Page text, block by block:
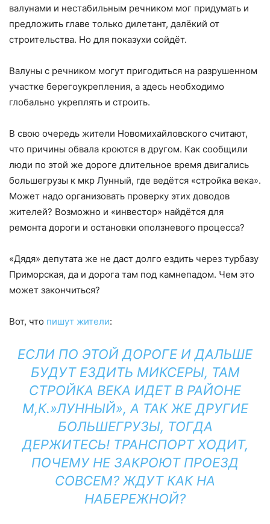
валунами и нестабильным речником мог придумать и
предложить главе только дилетант, далёкий от
строительства. Но для показухи сойдёт.
Валуны с речником могут пригодиться на разрушенном
участке берегоукрепления, а здесь необходимо
глобально укреплять и строить.
В свою очередь жители Новомихайловского считают,
что причины обвала кроются в другом. Как сообщили
люди по этой же дороге длительное время двигались
большегрузы к мкр Лунный, где ведётся «стройка века».
Может надо организовать проверку этих доводов
жителей? Возможно и «инвестор» найдётся для
ремонта дороги и остановки оползневого процесса?
«Дядя» депутата же не даст долго ездить через турбазу
Приморская, да и дорога там под камнепадом. Чем это
может закончиться?
Вот, что пишут жители:
ЕСЛИ ПО ЭТОЙ ДОРОГЕ И ДАЛЬШЕ
БУДУТ ЕЗДИТЬ МИКСЕРЫ, ТАМ
СТРОЙКА ВЕКА ИДЕТ В РАЙОНЕ
М,К.»ЛУННЫЙ», А ТАК ЖЕ ДРУГИЕ
БОЛЬШЕГРУЗЫ, ТОГДА
ДЕРЖИТЕСЬ! ТРАНСПОРТ ХОДИТ,
ПОЧЕМУ НЕ ЗАКРОЮТ ПРОЕЗД
СОВСЕМ? ЖДУТ КАК НА
НАБЕРЕЖНОЙ?